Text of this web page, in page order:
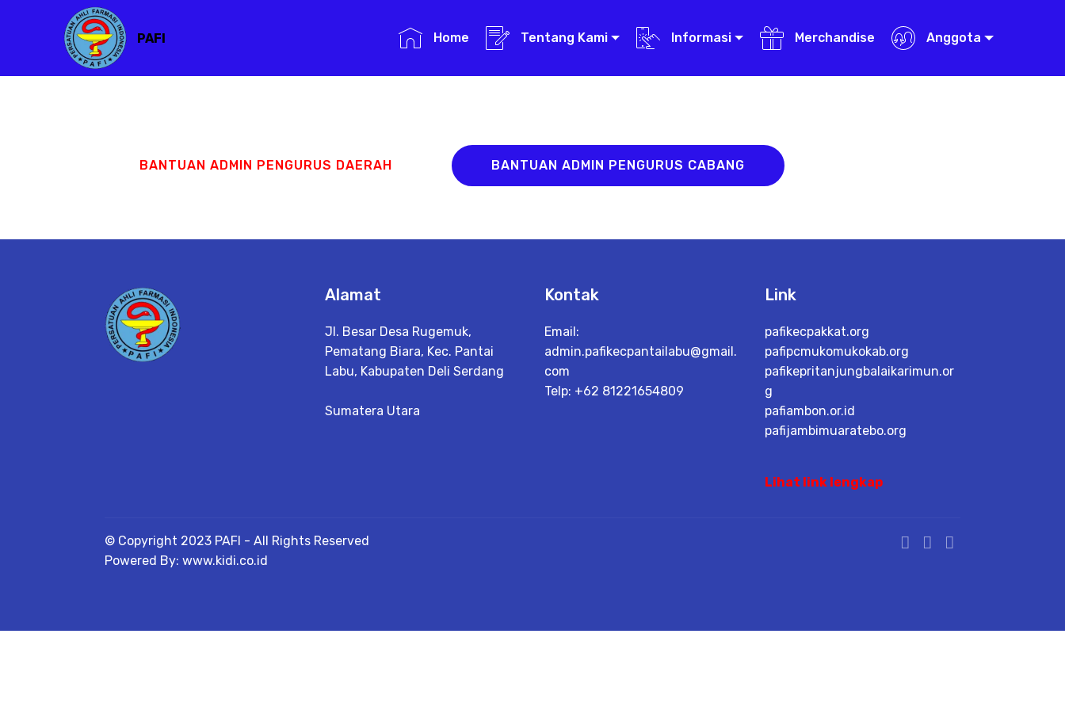
PAFI Home Tentang Kami Informasi Merchandise Anggota
BANTUAN ADMIN PENGURUS DAERAH BANTUAN ADMIN PENGURUS CABANG
Alamat
Jl. Besar Desa Rugemuk,
Pematang Biara, Kec. Pantai
Labu, Kabupaten Deli Serdang
Sumatera Utara
Kontak
Email:
admin.pafikecpantailabu@gmail.
com
Telp: +62 81221654809
Link
pafikecpakkat.org
pafipcmukomukokab.org
pafikepritanjungbalaikarimun.or
g
pafiambon.or.id
pafijambimuaratebo.org
Lihat link lengkap
© Copyright 2023 PAFI - All Rights Reserved
Powered By: www.kidi.co.id